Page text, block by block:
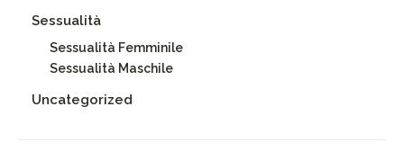
Sessualità
Sessualità Femminile
Sessualità Maschile
Uncategorized